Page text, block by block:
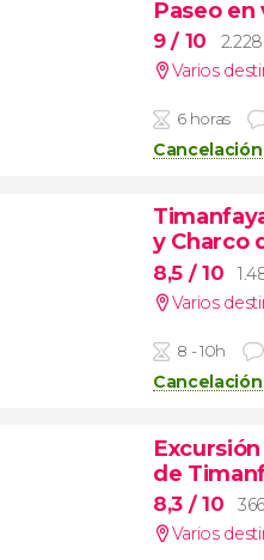
Paseo en
9/ 10
Varios
6 horas
y Charco
8,5 / 10
Varios
8 - 10h
de
8,3 / 10
Varios